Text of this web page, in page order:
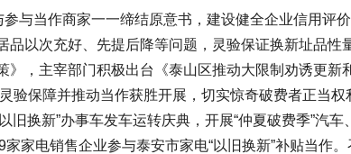
当作商家一一缔结原意书，建设健全企业信用评
以次充好、先提后降等问题，灵验保证换新址品性
，主宰部门积极出台《泰山区推动大限制劝诱更新
保障并推动当作获胜开展，切实惊奇破费者正当权
旧换新”办事车发车运转庆典，开展“仲夏破费季”汽
家电销售企业参与泰安市家电“以旧换新”补贴当作